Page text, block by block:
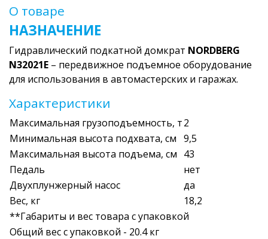
О товаре
НАЗНАЧЕНИЕ
Гидравлический подкатной домкрат NORDBERG
N32021E – передвижное подъемное оборудование
для использования в автомастерских и гаражах.
Характеристики
Максимальная грузоподъемность, т2
Минимальная высота подхвата, см 9,5
Максимальная высота подъема, см 43
Педаль
нет
Двухплунжерный насос
да
Вес, кг
18,2
**Габариты и вес товара с упаковкой
Общий вес с упаковкой - 20.4 кг